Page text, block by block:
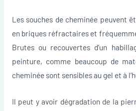
Les souches de cheminée peuvent
en briques réfractaires et
Brutes ou recouvertes d’un
peinture, comme beaucoup de
cheminée sont sensibles au gel et à
Il peut y avoir dégradation de la